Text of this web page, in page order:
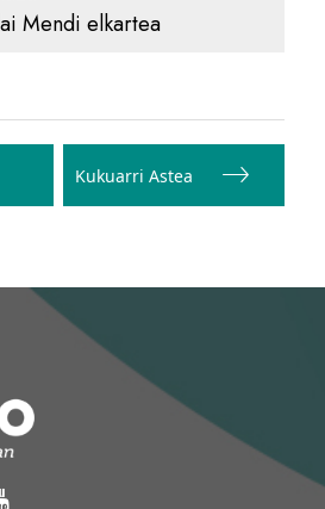
Mendi elkartea
Kukuarri Astea